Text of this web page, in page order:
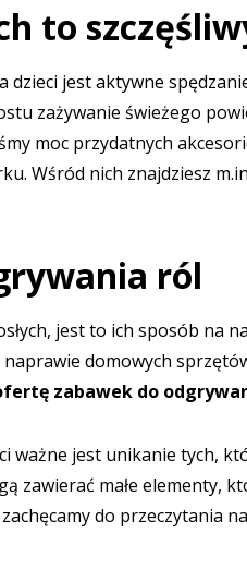
to
dzieci jest aktywne
zażywanie świeżego
moc przydatnych
Wśród nich znajdziesz
ról
jest to ich sposób na
domowych
zabawek do
ważne jest unikanie tych,
zawierać małe elementy,
do przeczytania